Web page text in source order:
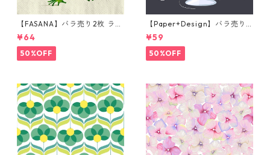
【FASANA】バラ売り2枚 ラン
チサイズ ペーパーナプキン Fr
og prince ナチュラル
¥64
50%OFF
【Paper+Design】バラ売り2
枚 カクテルサイズ ペーパーナ
プキン Martini ブラック
¥59
50%OFF